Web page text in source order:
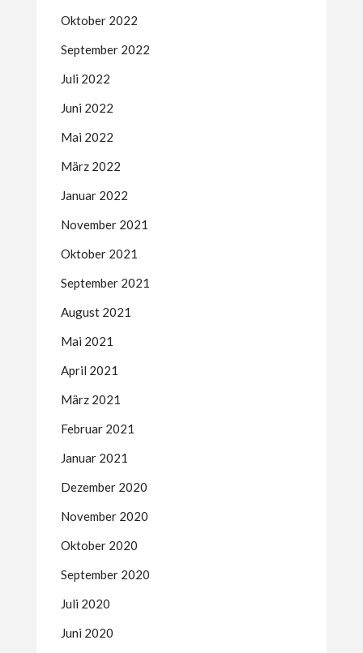
Oktober 2022
September 2022
Juli 2022
Juni 2022
Mai 2022
März 2022
Januar 2022
November 2021
Oktober 2021
September 2021
August 2021
Mai 2021
April 2021
März 2021
Februar 2021
Januar 2021
Dezember 2020
November 2020
Oktober 2020
September 2020
Juli 2020
Juni 2020